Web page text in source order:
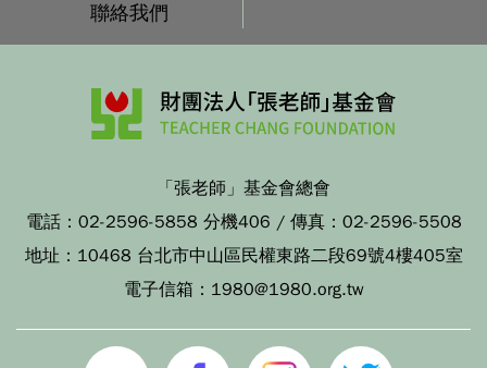
聯絡我們
「張老師」基金會總會
電話： 02-2596-5858 分機406 / 傳真： 02-2596-5508
地址： 10468 台北市中山區民權東路二段69號4樓405室
電子信箱： 1980@1980.org.tw